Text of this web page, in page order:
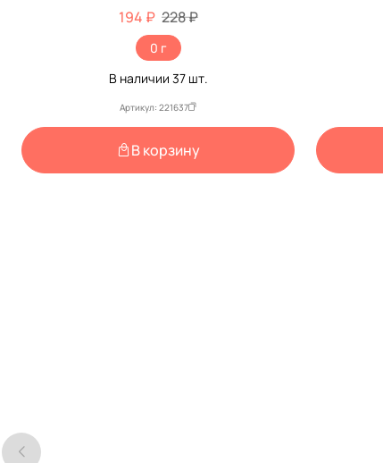
Велсофт 7862
194 ₽ 228 ₽
0 г
В наличии 37шт.
Артикул: 221637
В корзину